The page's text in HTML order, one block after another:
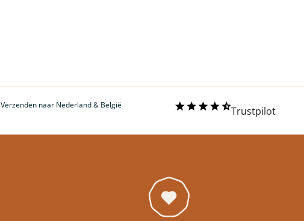
Verzenden naar Nederland & België Trustpilot